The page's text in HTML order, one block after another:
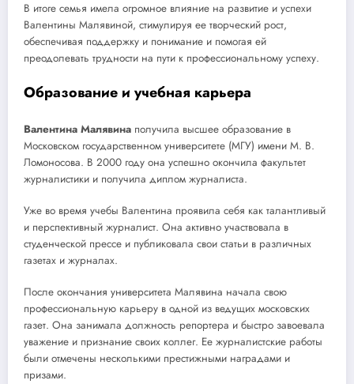
В итоге семья имела огромное влияние на развитие и успехи
Валентины Малявиной, стимулируя ее творческий рост,
обеспечивая поддержку и понимание и помогая ей
преодолевать трудности на пути к профессиональному успеху.
Образование и учебная карьера
Валентина Малявина получила высшее образование в
Московском государственном университете (МГУ) имени М. В.
Ломоносова. В 2000 году она успешно окончила факультет
журналистики и получила диплом журналиста.
Уже во время учебы Валентина проявила себя как талантливый
и перспективный журналист. Она активно участвовала в
студенческой прессе и публиковала свои статьи в различных
газетах и журналах.
После окончания университета Малявина начала свою
профессиональную карьеру в одной из ведущих московских
газет. Она занимала должность репортера и быстро завоевала
уважение и признание своих коллег. Ее журналистские работы
были отмечены несколькими престижными наградами и
призами.